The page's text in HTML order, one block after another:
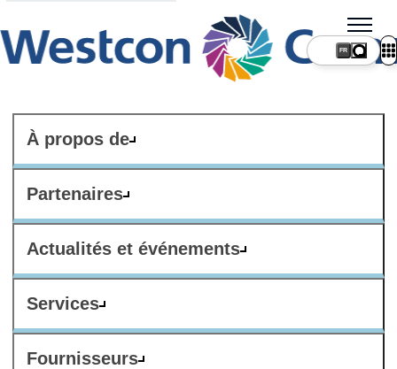
À propos de
Partenaires
Actualités et événements
Services
Fournisseurs
FR